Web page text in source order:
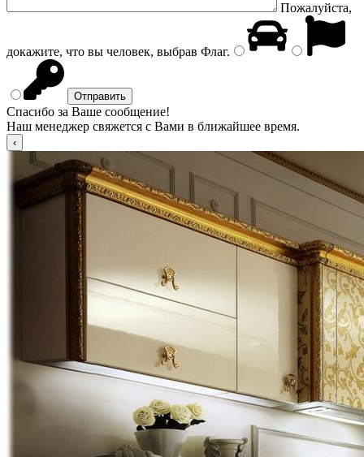
Пожалуйста,
докажите, что вы человек, выбрав Флаг.
Спасибо за Ваше сообщение!
Наш менеджер свяжется с Вами в ближайшее время.